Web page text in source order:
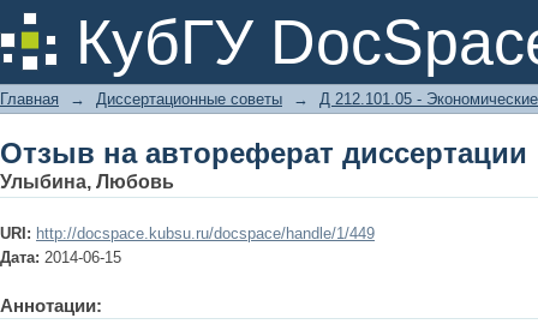
КубГУ
Отзыв на автореферат диссертации
Главная → Диссертационные советы → Д 212.101.05 -
Отзыв на автореферат диссертации
Улыбина, Любовь
URI: http://docspace.kubsu.ru/docspace/handle/1/449
Дата: 2014-06-15
Аннотации: